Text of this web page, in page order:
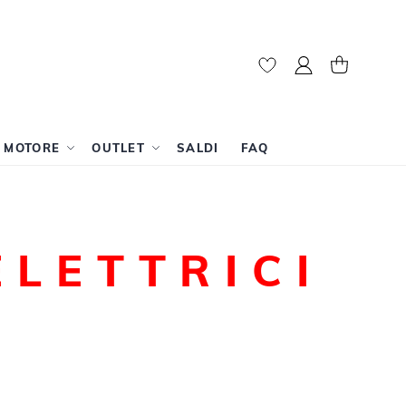
Il mio account
Carrello
OUTLET SALDI FAQ